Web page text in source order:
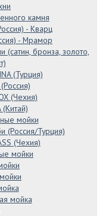
камня
- Кварц
- Мрамор
бронза, золото,
(Турция)
(Чехия)
(Китай)
мойки
(Россия/Турция)
(Чехия)
мойки
мойка